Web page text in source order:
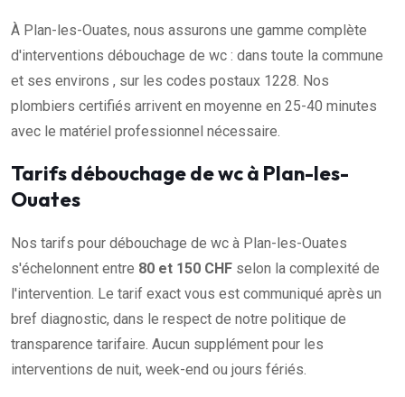
À Plan-les-Ouates, nous assurons une gamme complète
d'interventions débouchage de wc : dans toute la commune
et ses environs , sur les codes postaux 1228. Nos
plombiers certifiés arrivent en moyenne en 25-40 minutes
avec le matériel professionnel nécessaire.
Tarifs débouchage de wc à Plan-les-
Ouates
Nos tarifs pour débouchage de wc à Plan-les-Ouates
s'échelonnent entre 80 et 150 CHF selon la complexité de
l'intervention. Le tarif exact vous est communiqué après un
bref diagnostic, dans le respect de notre politique de
transparence tarifaire. Aucun supplément pour les
interventions de nuit, week-end ou jours fériés.